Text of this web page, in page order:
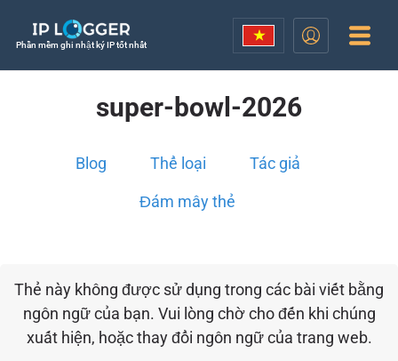
Phần mềm ghi nhật ký IP tốt nhất
super-bowl-2026
Blog Thể loại Tác giả
Đám mây thẻ